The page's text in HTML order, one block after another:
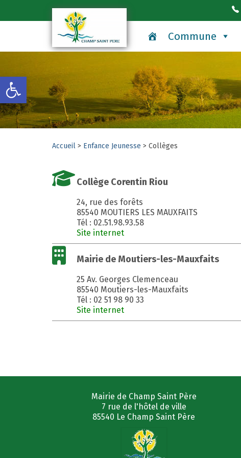
Ouvrir la barre d’outils
Commune
Accueil > Enfance Jeunesse > Collèges
Collège Corentin Riou
24, rue des forêts
85540 MOUTIERS LES MAUXFAITS
Tél : 02.51.98.93.58
Site internet
Mairie de Moutiers-les-Mauxfaits
25 Av. Georges Clemenceau
85540 Moutiers-les-Mauxfaits
Tél : 02 51 98 90 33
Site internet
Mairie de Champ Saint Père
7 rue de l'hôtel de ville
85540 Le Champ Saint Père